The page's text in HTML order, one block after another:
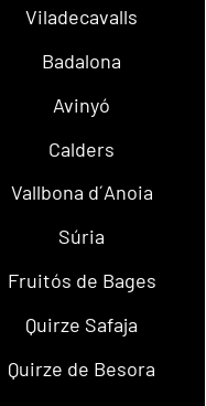
Viladecavalls
Badalona
Avinyó
Calders
Vallbona d´Anoia
Súria
Fruitós de Bages
Quirze Safaja
Quirze de Besora